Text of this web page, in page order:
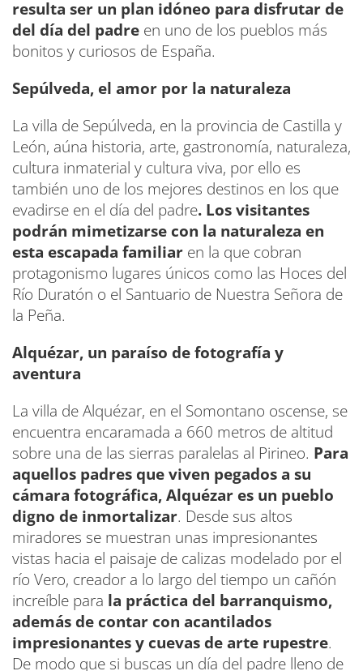
resulta ser un plan idóneo para disfrutar de
del día del padre en uno de los pueblos más
bonitos y curiosos de España.
Sepúlveda, el amor por la naturaleza
La villa de Sepúlveda, en la provincia de Castilla y
León, aúna historia, arte, gastronomía, naturaleza,
cultura inmaterial y cultura viva, por ello es
también uno de los mejores destinos en los que
evadirse en el día del padre. Los visitantes
podrán mimetizarse con la naturaleza en
esta escapada familiar en la que cobran
protagonismo lugares únicos como las Hoces del
Río Duratón o el Santuario de Nuestra Señora de
la Peña.
Alquézar, un paraíso de fotografía y
aventura
La villa de Alquézar, en el Somontano oscense, se
encuentra encaramada a 660 metros de altitud
sobre una de las sierras paralelas al Pirineo. Para
aquellos padres que viven pegados a su
cámara fotográfica, Alquézar es un pueblo
digno de inmortalizar. Desde sus altos
miradores se muestran unas impresionantes
vistas hacia el paisaje de calizas modelado por el
río Vero, creador a lo largo del tiempo un cañón
increíble para la práctica del barranquismo,
además de contar con acantilados
impresionantes y cuevas de arte rupestre.
De modo que si buscas un día del padre lleno de